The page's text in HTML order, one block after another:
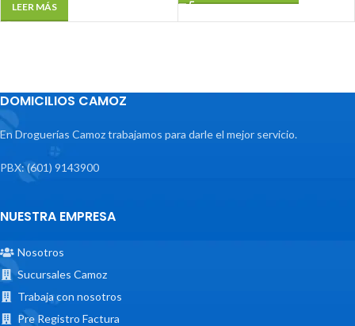
LEER MÁS
DOMICILIOS CAMOZ
En Droguerías Camoz trabajamos para darle el mejor servicio.
PBX: (601) 9143900
NUESTRA EMPRESA
Nosotros
Sucursales Camoz
Trabaja con nosotros
Pre Registro Factura